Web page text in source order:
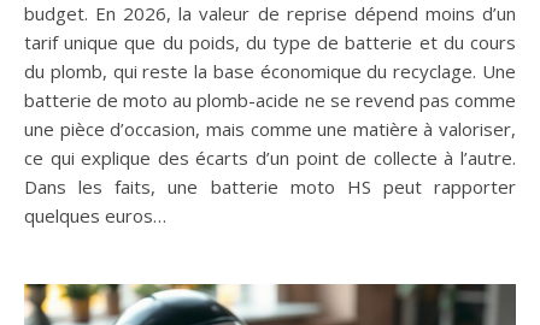
budget. En 2026, la valeur de reprise dépend moins d’un
tarif unique que du poids, du type de batterie et du cours
du plomb, qui reste la base économique du recyclage. Une
batterie de moto au plomb-acide ne se revend pas comme
une pièce d’occasion, mais comme une matière à valoriser,
ce qui explique des écarts d’un point de collecte à l’autre.
Dans les faits, une batterie moto HS peut rapporter
quelques euros…